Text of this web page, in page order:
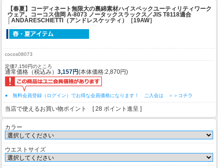
【春夏】コーディネート無限大の裏綿素材ハイスペックユーティリティワーク
ウェア。 コーコス信岡 A-8073 ノータックスラックス／JIS T8118適合
│ANDARESCHIETTI（アンドレスケッティ）［19AW］
cocos08073
定価7,150円のところ
通常価格（税込み） 3,157円(本体価格:2,870円)
● 無料会員登録（ログイン）でお得な会員価格になります！ ご入会は ＞＞コチラ
当店で使えるお買い物ポイント [ 28 ポイント進呈 ]
カラー
ウエストサイズ